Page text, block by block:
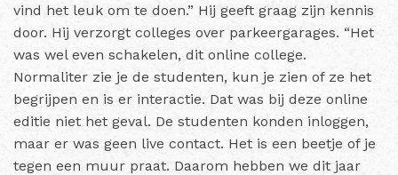
vind het leuk om te doen.” Hij geeft graag zijn kennis
door. Hij verzorgt colleges over parkeergarages. “Het
was wel even schakelen, dit online college.
Normaliter zie je de studenten, kun je zien of ze het
begrijpen en is er interactie. Dat was bij deze online
editie niet het geval. De studenten konden inloggen,
maar er was geen live contact. Het is een beetje of je
tegen een muur praat. Daarom hebben we dit jaar